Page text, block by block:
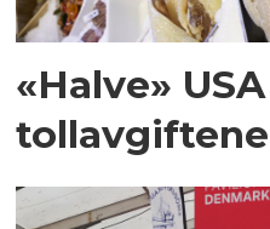
«Halve»
tollavgiftene